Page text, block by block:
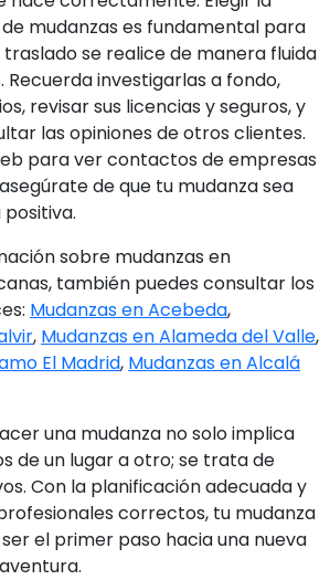
mudanzas es fundamental para
se realice de manera fluida
Recuerda investigarlas a fondo,
revisar sus licencias y seguros, y
las opiniones de otros clientes.
para ver contactos de empresas
asegúrate de que tu mudanza sea
sobre mudanzas en
también puedes consultar los
Mudanzas en Acebeda,
, Mudanzas en Alameda del Valle,
El Madrid, Mudanzas en Alcalá
una mudanza no solo implica
de un lugar a otro; se trata de
Con la planificación adecuada y
correctos, tu mudanza
el primer paso hacia una nueva